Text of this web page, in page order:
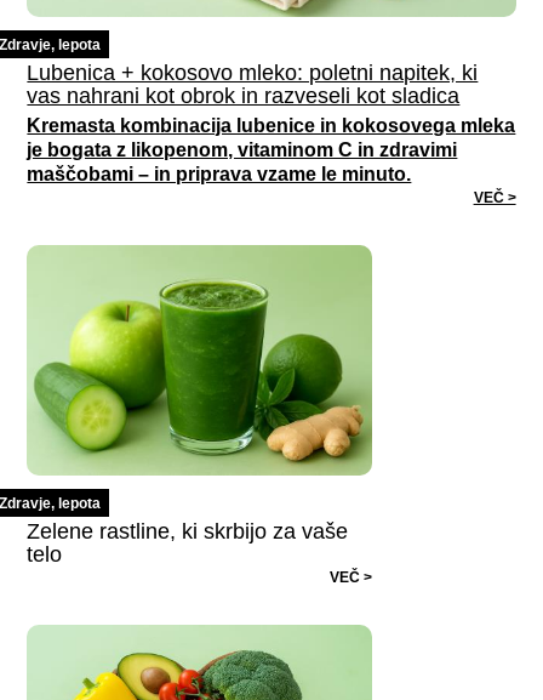
Zdravje, lepota
Lubenica + kokosovo mleko: poletni napitek, ki
vas nahrani kot obrok in razveseli kot sladica
Kremasta kombinacija lubenice in kokosovega mleka
je bogata z likopenom, vitaminom C in zdravimi
maščobami – in priprava vzame le minuto.
VEČ >
Zdravje, lepota
Zelene rastline, ki skrbijo za vaše
telo
VEČ >